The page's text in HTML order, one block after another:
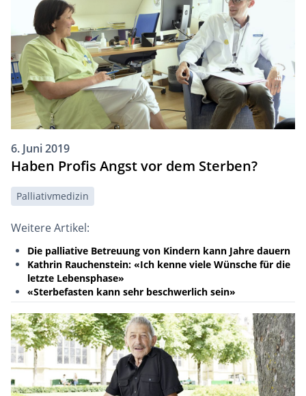
6. Juni 2019
Haben Profis Angst vor dem Sterben?
Palliativmedizin
Weitere Artikel:
Die palliative Betreuung von Kindern kann Jahre dauern
Kathrin Rauchenstein: «Ich kenne viele Wünsche für die
letzte Lebensphase»
«Sterbefasten kann sehr beschwerlich sein»